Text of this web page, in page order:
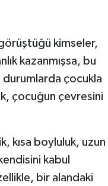
kimseler,
kazanmışsa, bu
durumlarda çocukla
çocuğun çevresini
kısa boyluluk, uzun
kabul
bir alandaki